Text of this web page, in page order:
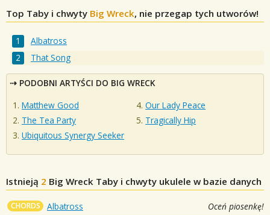
Top Taby i chwyty Big Wreck, nie przegap tych utworów!
Albatross
That Song
PODOBNI ARTYŚCI DO BIG WRECK
Matthew Good
The Tea Party
Ubiquitous Synergy Seeker
Our Lady Peace
Tragically Hip
Istnieją 2 Big Wreck Taby i chwyty ukulele w bazie danych
CHORDS Albatross Oceń piosenkę!